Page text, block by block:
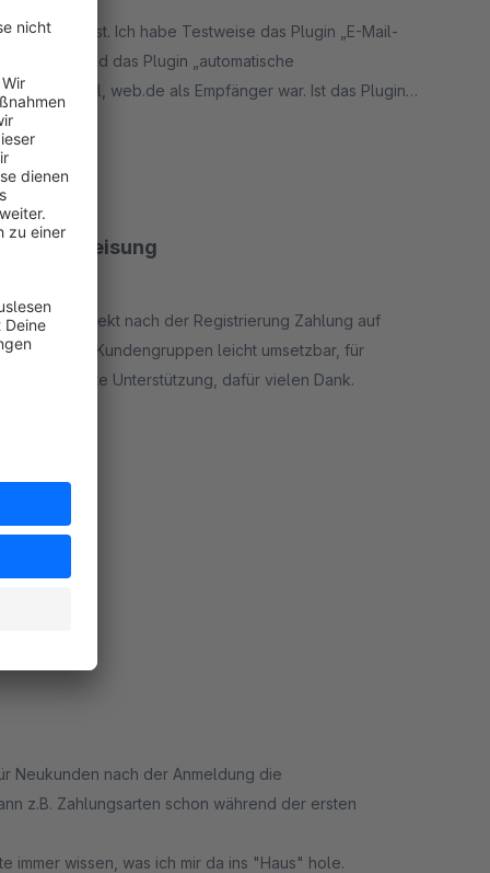
ausgelöst. Ich habe Testweise das Plugin „E-Mail-
wird. Sobald das Plugin „automatische
ob gmail, web.de als Empfänger war. Ist das Plugin
Problem liegt.
sollten direkt nach der Registrierung Zahlung auf
der Kundengruppen leicht umsetzbar, für
kompetente Unterstützung, dafür vielen Dank.
Neukunden nach der Anmeldung die
z.B. Zahlungsarten schon während der ersten
immer wissen, was ich mir da ins "Haus" hole.